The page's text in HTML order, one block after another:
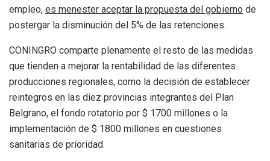
empleo, es menester aceptar la propuesta del gobierno de
postergar la disminución del 5% de las retenciones.
CONINGRO comparte plenamente el resto de las medidas
que tienden a mejorar la rentabilidad de las diferentes
producciones regionales, como la decisión de establecer
reintegros en las diez provincias integrantes del Plan
Belgrano, el fondo rotatorio por $ 1700 millones o la
implementación de $ 1800 millones en cuestiones
sanitarias de prioridad.